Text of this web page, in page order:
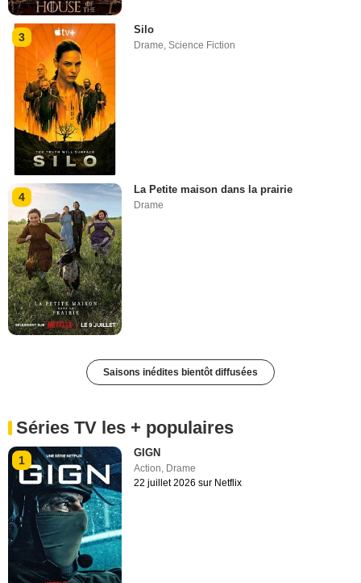
3
Silo
Drame ,Science Fiction
4
La Petite maison dans la prairie
Drame
Saisons inédites bientôt diffusées
Séries TV les + populaires
1
GIGN
Action, Drame
22 juillet 2026 sur Netflix